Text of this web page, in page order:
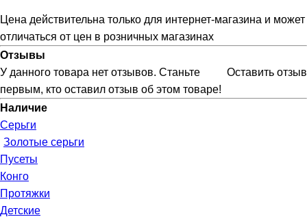
Цена действительна только для интернет-магазина и может
отличаться от цен в розничных магазинах
Отзывы
Оставить отзыв
У данного товара нет отзывов. Станьте
первым, кто оставил отзыв об этом товаре!
Наличие
Серьги
Золотые серьги
Пусеты
Конго
Протяжки
Детские